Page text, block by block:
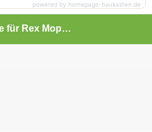
Die Seite für Rex Mopeds
powered by homepage-baukasten.de